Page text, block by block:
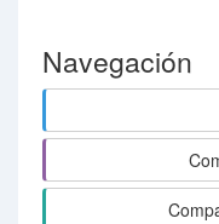
Navegación